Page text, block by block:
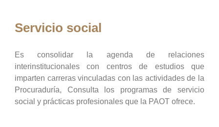
Servicio social
Es consolidar la agenda de relaciones
interinstitucionales con centros de estudios que
imparten carreras vinculadas con las actividades de la
Procuraduría, Consulta los programas de servicio
social y prácticas profesionales que la PAOT ofrece.